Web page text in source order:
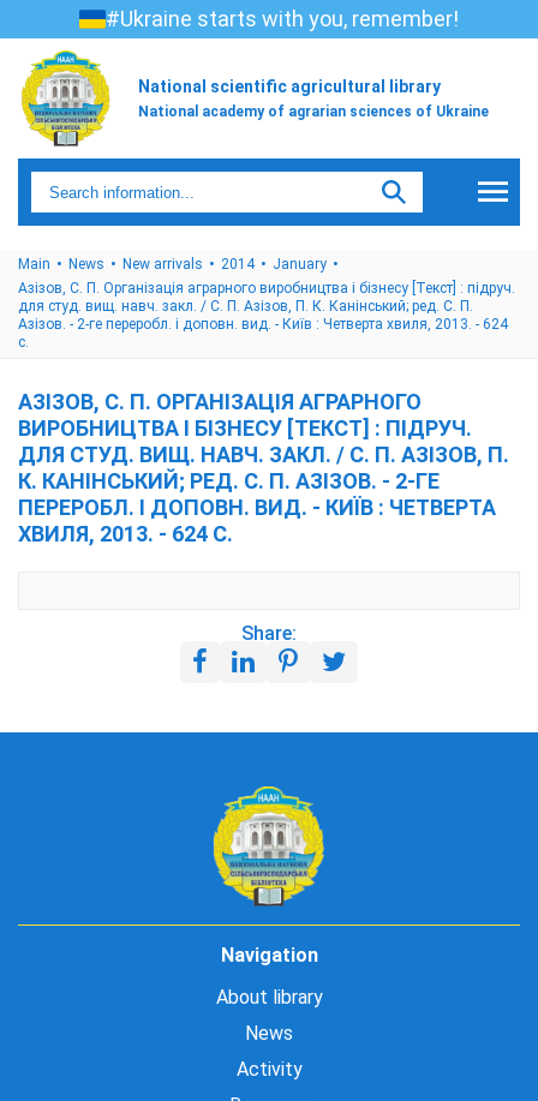
#Ukraine starts with you, remember!
National scientific agricultural library
National academy of agrarian sciences of Ukraine
Main News New arrivals 2014
January
Азізов, С. П. Організація аграрного виробництва і бізнесу [Текст] : підруч.
для студ. вищ. навч. закл. / С. П. Азізов, П. К. Канінський; ред. С. П.
Азізов. - 2-ге переробл. і доповн. вид. - Київ : Четверта хвиля, 2013. - 624
с.
АЗІЗОВ, С. П. ОРГАНІЗАЦІЯ АГРАРНОГО
ВИРОБНИЦТВА І БІЗНЕСУ [ТЕКСТ] : ПІДРУЧ.
ДЛЯ СТУД. ВИЩ. НАВЧ. ЗАКЛ. / С. П. АЗІЗОВ, П.
К. КАНІНСЬКИЙ; РЕД. С. П. АЗІЗОВ. - 2-ГЕ
ПЕРЕРОБЛ. І ДОПОВН. ВИД. - КИЇВ : ЧЕТВЕРТА
ХВИЛЯ, 2013. - 624 С.
Share:
Navigation
About library
News
Activity